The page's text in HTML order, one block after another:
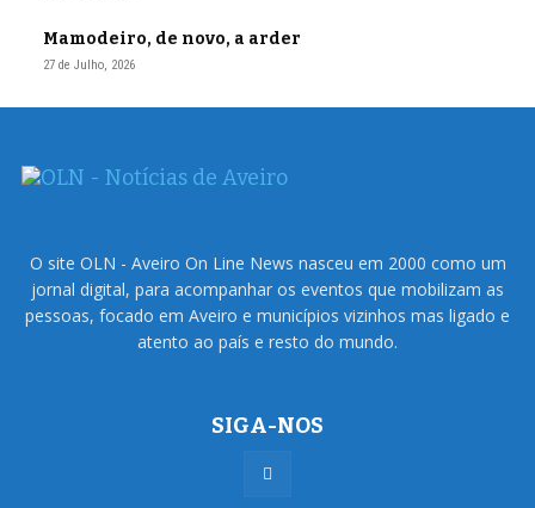
Mamodeiro, de novo, a arder
27 de Julho, 2026
O site OLN - Aveiro On Line News nasceu em 2000 como um
jornal digital, para acompanhar os eventos que mobilizam as
pessoas, focado em Aveiro e municípios vizinhos mas ligado e
atento ao país e resto do mundo.
SIGA-NOS